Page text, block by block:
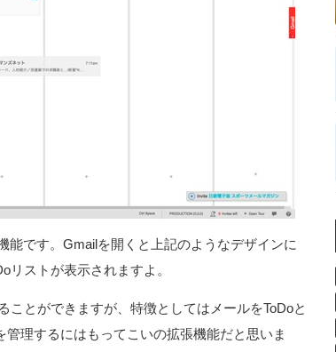
能です。Gmailを開くと上記のようなデザインに
リストが表示されますよ。
とができますが、特徴としてはメールをToDoと
理するにはもってこいの拡張機能だと思いま